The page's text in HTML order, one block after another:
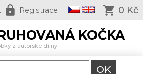
Registrace 0 Kč
KOČKA
z autorské dílny